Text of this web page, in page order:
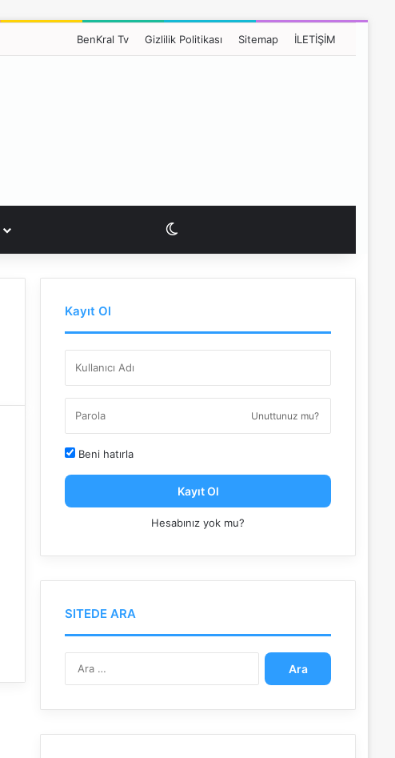
BenKral Tv Gizlilik Politikası Sitemap İLETİŞİM
Kayıt Ol
Unuttunuz mu?
Beni hatırla
Kayıt Ol
Hesabınız yok mu?
SITEDE ARA
A
m